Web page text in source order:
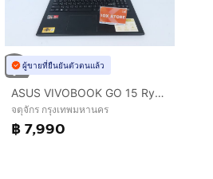
ผู้ขายที่ยืนยันตัวตนแล้ว
ASUS VIVOBOOK GO 15 Ryzen 5 7520U RAM8.512GB
จตุจักร กรุงเทพมหานคร
฿ 7,990